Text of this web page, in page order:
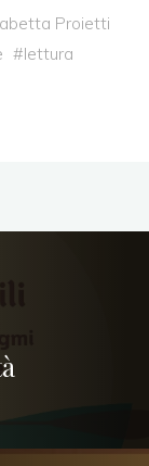
Proietti
#lettura